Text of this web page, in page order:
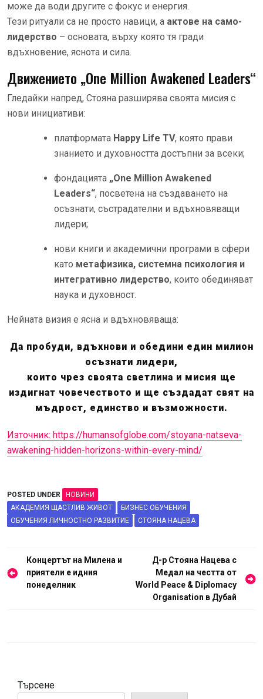
може да води другите с фокус и енергия.
Тези ритуали са не просто навици, а актове на само-
лидерство – основата, върху която тя гради
вдъхновение, яснота и сила.
Движението „One Million Awakened Leaders“
Гледайки напред, Стояна разширява своята мисия с
нови инициативи:
платформата Happy Life TV, която прави
знанието и духовността достъпни за всеки;
фондацията „One Million Awakened
Leaders“, посветена на създаването на
осъзнати, състрадателни и вдъхновяващи
лидери;
нови книги и академични програми в сфери
като метафизика, системна психология и
интегративно лидерство, които обединяват
наука и духовност.
Нейната визия е ясна и вдъхновяваща:
Да пробуди, вдъхнови и обедини един милион
осъзнати лидери,
които чрез своята светлина и мисия ще
издигнат човечеството и ще създадат свят на
мъдрост, единство и възможности.
Източник: https://humansofglobe.com/stoyana-natseva-
awakening-hidden-horizons-within-every-mind/
POSTED UNDER
НОВИНИ
АКАДЕМИЯ ЩАСТЛИВ ЖИВОТ
БИЗНЕС ОБУЧЕНИЯ
ОБУЧЕНИЯ ЛИЧНОСТНО РАЗВИТИЕ
СТОЯНА НАЦЕВА
Навигация
Концертът на Милена и
приятели е идния
понеделник
Д-р Стояна Нацева с
Медал на честта от
World Peace & Diplomacy
Organisation в Дубай
Търсене